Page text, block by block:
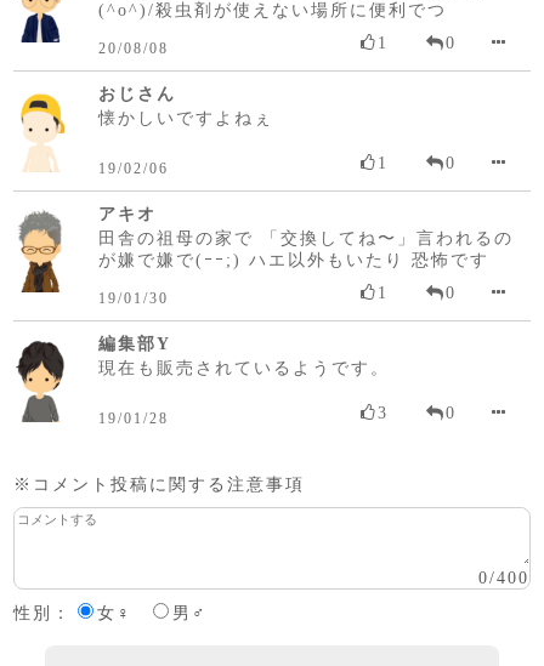
(^o^)/殺虫剤が使えない場所に便利でつ
20/08/08 1 0
おじさん
懐かしいですよねぇ
19/02/06 1 0
アキオ
田舎の祖母の家で 「交換してね〜」言われるの
が嫌で嫌で(ｰｰ;) ハエ以外もいたり 恐怖です
19/01/30 1 0
編集部Y
現在も販売されているようです。
19/01/28 3 0
※コメント投稿に関する注意事項
0/400
性別：
女♀ 男♂